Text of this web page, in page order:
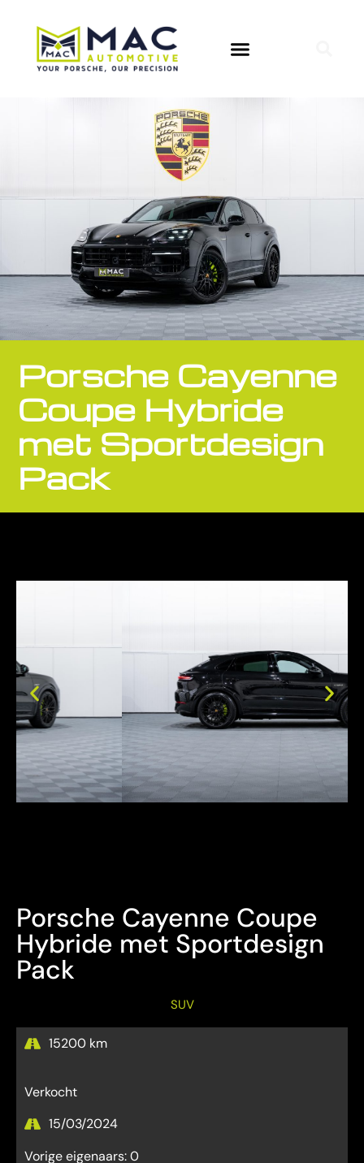
Porsche Cayenne
Coupe Hybride
met Sportdesign
Pack
Porsche Cayenne Coupe
Hybride met Sportdesign
Pack
SUV
15200 km
Verkocht
15/03/2024
Vorige eigenaars: 0